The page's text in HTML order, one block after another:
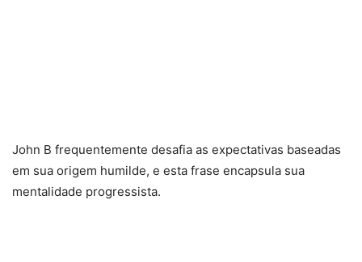
John B frequentemente desafia as expectativas baseadas
em sua origem humilde, e esta frase encapsula sua
mentalidade progressista.